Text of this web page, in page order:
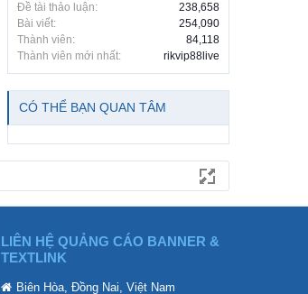
Đề tài thảo luận:
238,658
Bài viết:
254,090
Thành viên:
84,118
Thành viên mới nhất:
rikvip88live
CÓ THỂ BẠN QUAN TÂM
LIÊN HỆ QUẢNG CÁO BANNER &
TEXTLINK
Biên Hòa, Đồng Nai, Việt Nam